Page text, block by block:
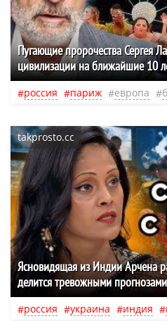
Пугающие пророчества Сергея
цивилизации на ближайшие 10
россия париж европа
takprosto.cc
Ясновидящая из Индии Арчена
делится тревожными прогнозами
россия украина индия